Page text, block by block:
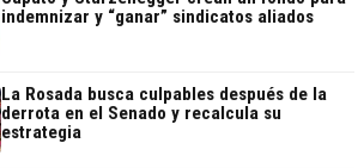
indemnizar y “ganar” sindicatos aliados
La Rosada busca culpables después de la
derrota en el Senado y recalcula su
estrategia